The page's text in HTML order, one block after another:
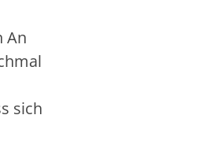
An
sich